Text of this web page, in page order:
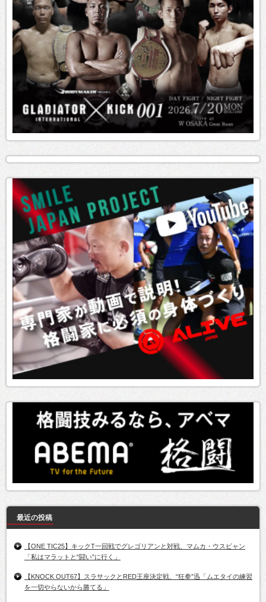
最近の投稿
【ONE TIC25】キックT一回戦でグレゴリアンと対戦、マムカ・ウスビャン
「私はマラットと“闘い”に行く」
【KNOCK OUT67】スラサックとRED王座決定戦、“狂拳”迅「ムエタイの練習
を一切やらないから勝てる」